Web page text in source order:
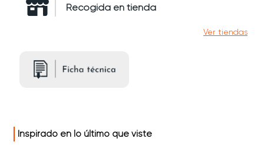
Recogida en tienda
Ver tiendas
Inspirado en lo último que viste